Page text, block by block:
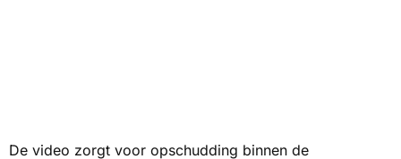
De video zorgt voor opschudding binnen de